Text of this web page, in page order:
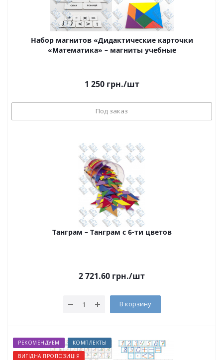
Набор магнитов «Дидактические карточки
«Математика» – магниты учебные
1 250грн./шт
Под заказ
Танграм – Танграм с 6-ти цветов
2 721.60 грн./шт
В корзину
РЕКОМЕНДУЕМ
КОМПЛЕКТЫ
ВИГІДНА ПРОПОЗИЦІЯ